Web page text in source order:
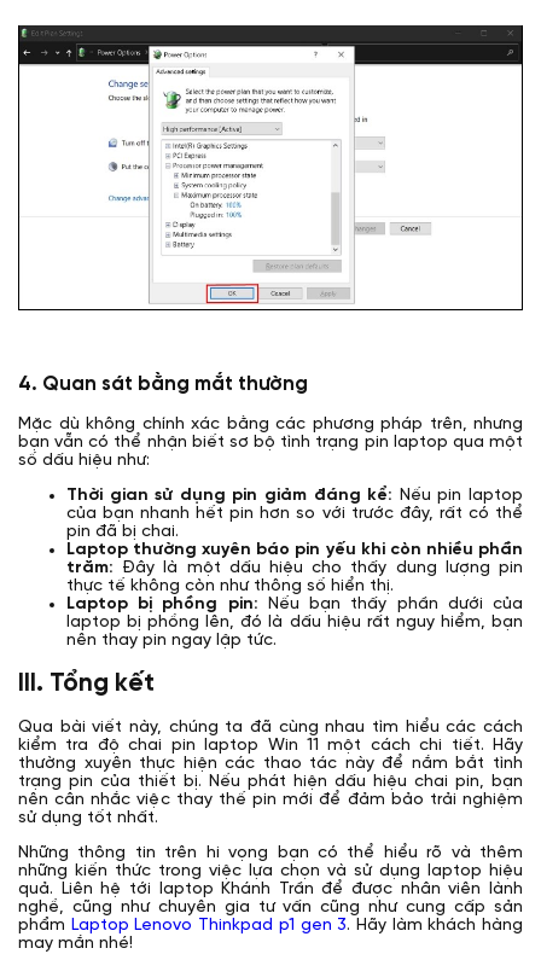
4. Quan sát bằng mắt thường
Mặc dù không chính xác bằng các phương pháp trên, nhưng
bạn vẫn có thể nhận biết sơ bộ tình trạng pin laptop qua một
số dấu hiệu như:
Thời gian sử dụng pin giảm đáng kể: Nếu pin laptop
của bạn nhanh hết pin hơn so với trước đây, rất có thể
pin đã bị chai.
Laptop thường xuyên báo pin yếu khi còn nhiều phần
trăm: Đây là một dấu hiệu cho thấy dung lượng pin
thực tế không còn như thông số hiển thị.
Laptop bị phồng pin: Nếu bạn thấy phần dưới của
laptop bị phồng lên, đó là dấu hiệu rất nguy hiểm, bạn
nên thay pin ngay lập tức.
III. Tổng kết
Qua bài viết này, chúng ta đã cùng nhau tìm hiểu các cách
kiểm tra độ chai pin laptop Win 11 một cách chi tiết. Hãy
thường xuyên thực hiện các thao tác này để nắm bắt tình
trạng pin của thiết bị. Nếu phát hiện dấu hiệu chai pin, bạn
nên cân nhắc việc thay thế pin mới để đảm bảo trải nghiệm
sử dụng tốt nhất.
Những thông tin trên hi vọng bạn có thể hiểu rõ và thêm
những kiến thức trong việc lựa chọn và sử dụng laptop hiệu
quả. Liên hệ tới laptop Khánh Trần để được nhân viên lành
nghề, cũng như chuyên gia tư vấn cũng như cung cấp sản
phẩm Laptop Lenovo Thinkpad p1 gen 3. Hãy làm khách hàng
may mắn nhé!